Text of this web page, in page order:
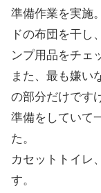
準備作業を実施
ドの布団を干し
ンプ用品をチェ
また、最も嫌い
の部分だけです
準備をしていて
た。
カセットトイレ
す。